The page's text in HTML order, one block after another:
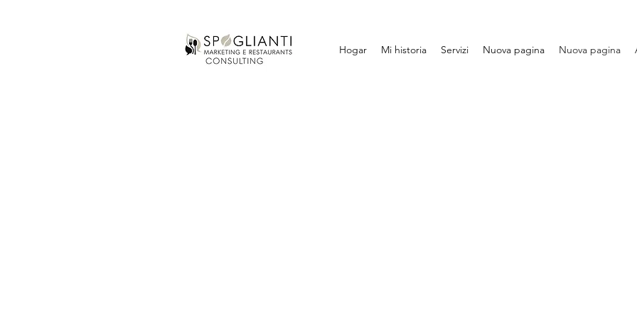
Hogar Mi historia Servizi Nuova pagina Nuova pagina